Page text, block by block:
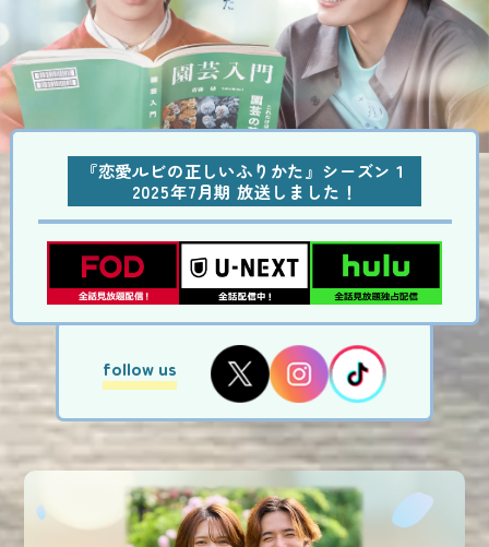
『恋愛ルビの正しいふりかた』シーズン１
2025年7月期 放送しました！
follow us